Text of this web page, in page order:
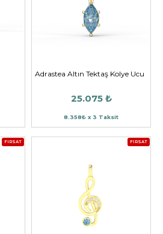
Adrastea Altın Tektaş Kolye Ucu
25.075 ₺
8.358₺ x 3 Taksit
FIRSAT FIRSAT